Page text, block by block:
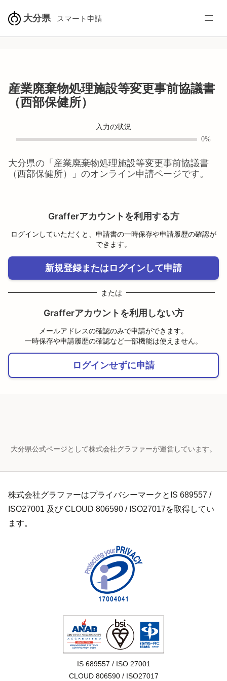
大分県 スマート申請
産業廃棄物処理施設等変更事前協議書
（西部保健所）
入力の状況
0%
大分県の「 産業廃棄物処理施設等変更事前協議書
（西部保健所）
」のオンライン申請ページです。
Grafferアカウントを利用する方
ログインしていただくと、申請書の一時保存や申請履歴の確認が
できます。
新規登録またはログインして申請
または
Grafferアカウントを利用しない方
メールアドレスの確認のみで申請ができます。
一時保存や申請履歴の確認など一部機能は使えません。
ログインせずに申請
大分県公式ページとして株式会社グラファーが運営しています。
株式会社グラファーはプライバシーマークとIS 689557 /
ISO27001 及び CLOUD 806590 / ISO27017を取得してい
ます。
IS 689557 / ISO 27001
CLOUD 806590 / ISO27017